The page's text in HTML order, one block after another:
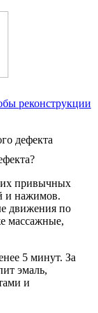
реконструкции
привычных
и нажимов.
движения по
массажные,
5 минут. За
эмаль,
и